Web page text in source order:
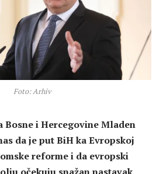
Foto: Arhiv
Bosne i Hercegovine Mladen
da je put BiH ka Evropskoj
reforme i da evropski